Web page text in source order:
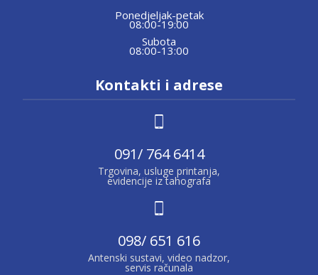
Ponedjeljak-petak
08:00-19:00
Subota
08:00-13:00
Kontakti i adrese
091/ 764 6414
Trgovina, usluge printanja,
evidencije iz tahografa
098/ 651 616
Antenski sustavi, video nadzor,
servis računala